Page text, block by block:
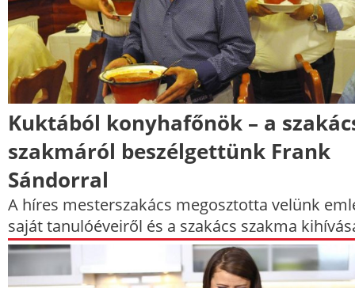
Kuktából konyhafőnök – a
szakmáról beszélgettünk Frank
Sándorral
A híres mesterszakács megosztotta velünk
saját tanulóéveiről és a szakács szakma